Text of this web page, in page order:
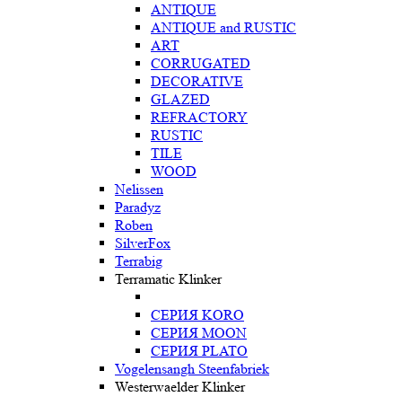
ANTIQUE
ANTIQUE and RUSTIC
ART
CORRUGATED
DECORATIVE
GLAZED
REFRACTORY
RUSTIC
TILE
WOOD
Nelissen
Paradyz
Roben
SilverFox
Terrabig
Terramatic Klinker
СЕРИЯ KORO
СЕРИЯ MOON
СЕРИЯ PLATO
Vogelensangh Steenfabriek
Westerwaelder Klinker